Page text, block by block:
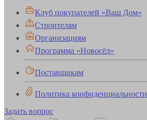
Клуб покупателей «Ваш Дом»
Строителям
Организациям
Программа «Новосёл»
Поставщикам
Политика конфиденциальности
Задать вопрос